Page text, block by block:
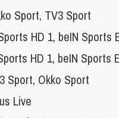
Sport, TV3 Sport
HD 1, beIN Sports
HD 1, beIN Sports
Sport, Okko Sport
Live